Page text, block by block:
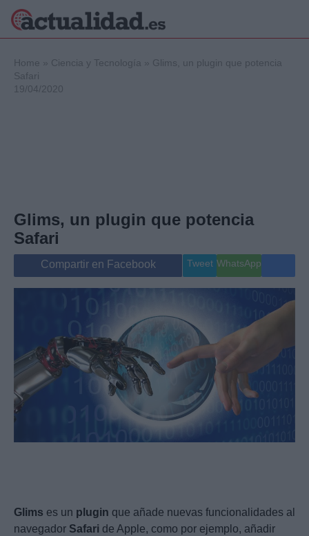
Internacional
Viajes
Musica
Home » Ciencia y Tecnología » Glims, un plugin que potencia
Safari
19/04/2020
Glims, un plugin que potencia
Safari
Compartir en Facebook Tweet WhatsApp
Glims es un plugin que añade nuevas funcionalidades al
navegador Safari de Apple, como por ejemplo, añadir